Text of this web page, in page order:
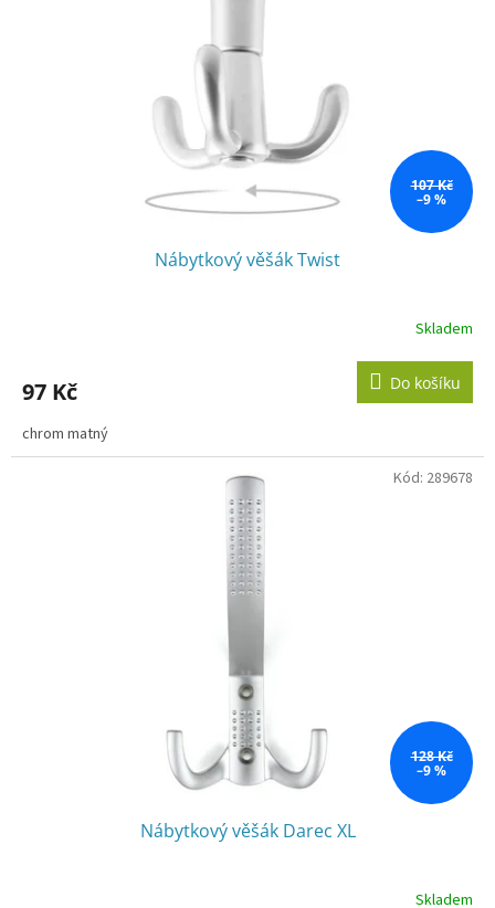
107 Kč
–9 %
Nábytkový věšák Twist
Skladem
97 Kč Do košíku
chrom matný
128 Kč
–9 %
Nábytkový věšák Darec XL
Skladem
Kód: 289678